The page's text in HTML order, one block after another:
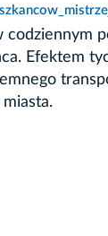
Efektem